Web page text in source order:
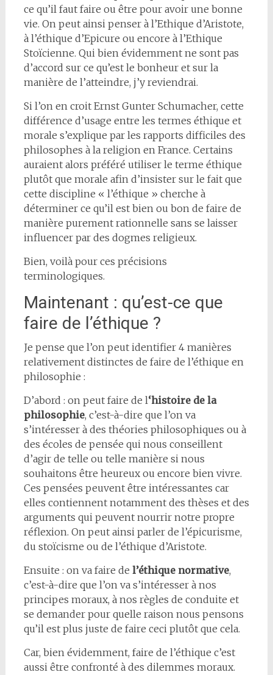
ce qu’il faut faire ou être pour avoir une bonne
vie. On peut ainsi penser à l’Ethique d’Aristote,
à l’éthique d’Epicure ou encore à l’Ethique
Stoïcienne. Qui bien évidemment ne sont pas
d’accord sur ce qu’est le bonheur et sur la
manière de l’atteindre, j’y reviendrai.
Si l’on en croit Ernst Gunter Schumacher, cette
différence d’usage entre les termes éthique et
morale s’explique par les rapports difficiles des
philosophes à la religion en France. Certains
auraient alors préféré utiliser le terme éthique
plutôt que morale afin d’insister sur le fait que
cette discipline « l’éthique » cherche à
déterminer ce qu’il est bien ou bon de faire de
manière purement rationnelle sans se laisser
influencer par des dogmes religieux.
Bien, voilà pour ces précisions
terminologiques.
Maintenant : qu’est-ce que
faire de l’éthique ?
Je pense que l’on peut identifier 4 manières
relativement distinctes de faire de l’éthique en
philosophie :
D’abord : on peut faire de l‘histoire de la
philosophie, c’est-à-dire que l’on va
s’intéresser à des théories philosophiques ou à
des écoles de pensée qui nous conseillent
d’agir de telle ou telle manière si nous
souhaitons être heureux ou encore bien vivre.
Ces pensées peuvent être intéressantes car
elles contiennent notamment des thèses et des
arguments qui peuvent nourrir notre propre
réflexion. On peut ainsi parler de l’épicurisme,
du stoïcisme ou de l’éthique d’Aristote.
Ensuite : on va faire de l’éthique normative,
c’est-à-dire que l’on va s’intéresser à nos
principes moraux, à nos règles de conduite et
se demander pour quelle raison nous pensons
qu’il est plus juste de faire ceci plutôt que cela.
Car, bien évidemment, faire de l’éthique c’est
aussi être confronté à des dilemmes moraux.